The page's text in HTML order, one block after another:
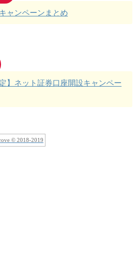
ャンペーンまとめ
】ネット証券口座開設キャンペー
© 2018-2019